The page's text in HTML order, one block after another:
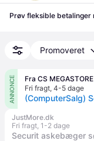
Prøv fleksible betalinger
Promoveret
ANNONCE
Fra CS MEGASTORE
Fri fragt, 4-5 dage
JustMore.dk
Fri fragt, 1-2 dage